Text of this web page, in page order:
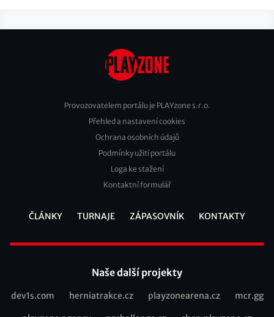
Footer
Provozovatelem portálu je PLAYzone s.r.o.
Přehled a nastavení cookies
Ochrana osobních údajů
Podmínky užití portálu
Loga ke stažení
Kontaktní formulář
ČLÁNKY TURNAJE ZÁPASOVNÍK KONTAKTY
Naše další projekty
dev1s.com herniatrakce.cz playzonearena.cz mcr.gg